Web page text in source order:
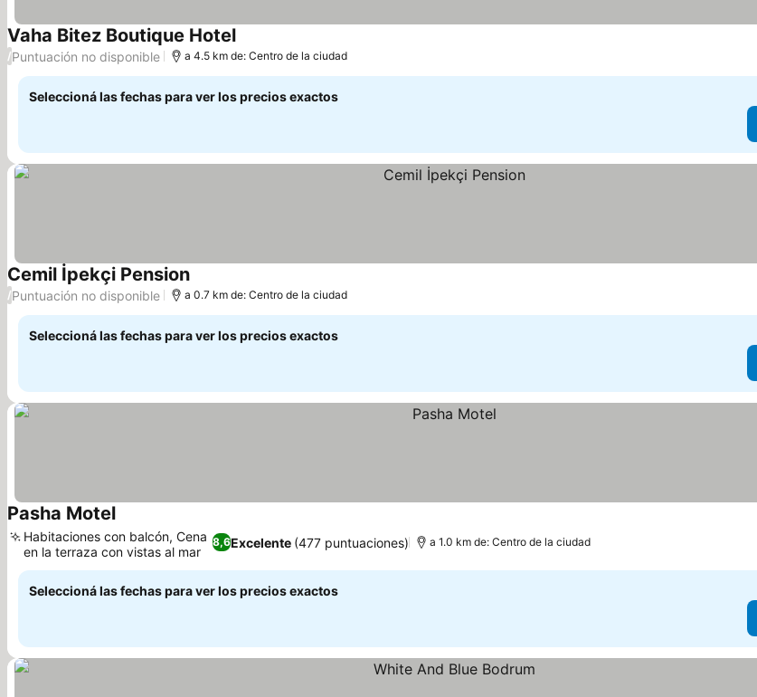
Vaha Bitez Boutique HotelVer precios
/Puntuación no disponible a 4.5 km de: Centro de la ciudad
Seleccioná las fechas para ver los precios exactos
Cemil İpekçi PensionVer precios
/Puntuación no disponible a 0.7 km de: Centro de la ciudad
Seleccioná las fechas para ver los precios exactos
Pasha MotelVer precios
8,6Excelente (477 puntuaciones)
Habitaciones con balcón, Cena
en la terraza con vistas al mar
a 1.0 km de: Centro de la ciudad
Seleccioná las fechas para ver los precios exactos